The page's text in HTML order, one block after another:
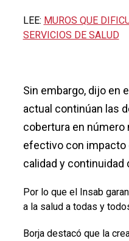
LEE: MUROS QUE
SERVICIOS DE SALUD
Sin embargo, dijo en
actual continúan las
cobertura en número
efectivo con impacto
calidad y continuidad
Por lo que el Insab
a la salud a todas y
Borja destacó que la